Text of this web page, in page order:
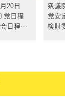
20日
党日程
日程、
衆議
党安
検討